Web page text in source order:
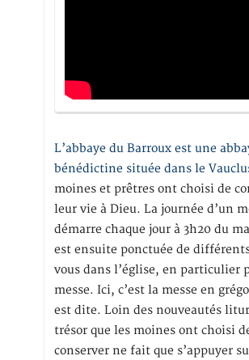
L’abbaye du Barroux est une
bénédictine située dans le
moines et prêtres ont choisi de
leur vie à Dieu. La journée d’un
démarre chaque jour à 3h20 du
est ensuite ponctuée de
vous dans l’église, en particulier
messe. Ici, c’est la messe en
est dite. Loin des nouveautés
trésor que les moines ont choisi
conserver ne fait que s’appuyer